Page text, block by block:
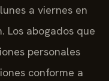
a viernes en
Los abogados que
personales
conforme a